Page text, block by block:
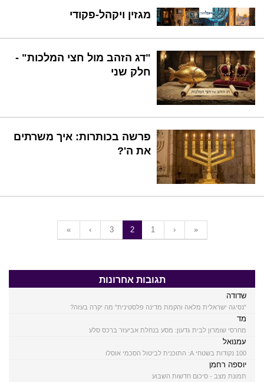
מגזין ויקהל-פקודי
"דג הזהב מול חצי המלכות" -
חלק שני
פרשה בכותרות: איך משרתים
את ה'?
»
›
1
2
3
‹
«
תגובות אחרונות
שדודה
"נסיגה ישראלית מלאה והקמת מדינה פלסטינית" מה יקרה בעזה?
מד
מחרסי שומרון לבית גדעון: מסע בנחלת אביעזר ברכס סלע
עמנואל
100 נקודות בשטחי A: התוכנית לביטול הסכמי אוסלו
יוספה רחמן
תמונת מצב - סיכום חדשות השבוע